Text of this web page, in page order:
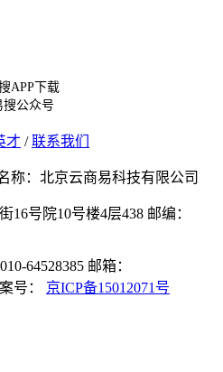
APP下载
搜公众号
才 / 联系我们
称：北京云商易科技有限公司
16号院10号楼4层438 邮编：
64528385 邮箱：
号： 京ICP备15012071号